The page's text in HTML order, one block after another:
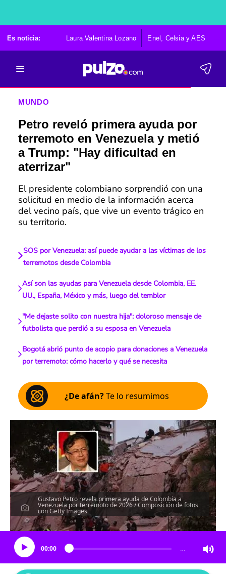
Es noticia: Laura Valentina Lozano Enel, Celsia y AES
MUNDO
Petro reveló primera ayuda por
terremoto en Venezuela y metió
a Trump: "Hay dificultad en
aterrizar"
El presidente colombiano sorprendió con una
solicitud en medio de la información acerca
del vecino país, que vive un evento trágico en
su territorio.
SOS por Venezuela: así puede ayudar a las víctimas de los
terremotos desde Colombia
Así son las ayudas para Venezuela desde Colombia, EE.
UU., España, México y más, luego del temblor
"Me dejaste solito con nuestra hija": doloroso mensaje de
futbolista que perdió a su esposa en Venezuela
Bogotá abrió punto de acopio para donaciones a Venezuela
por terremoto: cómo hacerlo y qué se necesita
¿De afán?Te lo resumimos
Gustavo Petro revela primera ayuda de Colombia a
Venezuela por terremoto de 2026 / Composición de fotos
con Getty Images
Escucha el artículo
00:00 …